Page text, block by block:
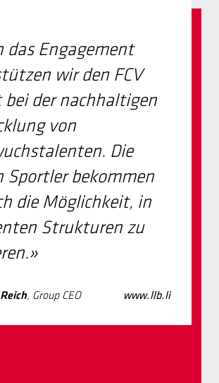
das Engagement
wir den FCV
bei der nachhaltigen
von
Die
Sportler bekommen
die Möglichkeit, in
Strukturen zu
, Group CEO www.llb.li